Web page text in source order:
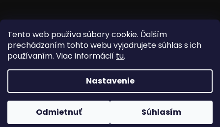
Tento web používa súbory cookie. Ďalším
prechádzaním tohto webu vyjadrujete súhlas s ich
používaním. Viac informácií tu.
Nastavenie
Odmietnuť Súhlasím
Reklamácie Doprava a platba
Najnižšia cena na trhu Obchodné podmienky
Copyright 2026www.dealbox.sk. Všetky práva
vyhradené.Upraviť nastavenie cookies